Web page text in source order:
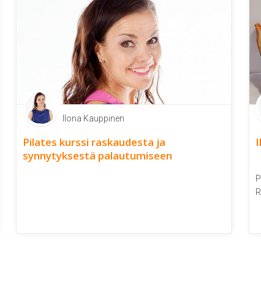
Ilona Kauppinen
Pilates kurssi raskaudesta ja
synnytyksestä palautumiseen